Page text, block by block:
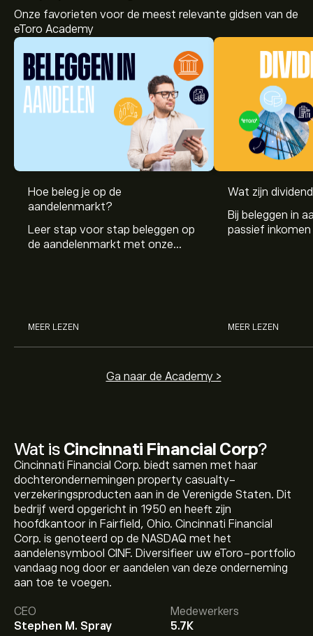
Wat is Cincinnati Financial Corp?
Cincinnati Financial Corp. biedt samen met haar
dochterondernemingen property casualty-
verzekeringsproducten aan in de Verenigde Staten. Dit
bedrijf werd opgericht in 1950 en heeft zijn
hoofdkantoor in Fairfield, Ohio. Cincinnati Financial
Corp. is genoteerd op de NASDAQ met het
aandelensymbool CINF. Diversifieer uw eToro-portfolio
vandaag nog door er aandelen van deze onderneming
aan toe te voegen.
CEO
Stephen M. Spray
Medewerkers
5.7K
Onze favorieten voor de meest relevante gidsen van de
eToro Academy
Hoe beleg je op de
aandelenmarkt?
Leer stap voor stap beleggen op
de aandelenmarkt met onze
MEER LEZEN
Wat zijn
Bij beleggen in
passief
MEER LEZEN
Ga naar de Academy >
De huidige koers van CINF is 176.86‎$‎.
Het gemiddelde koersdoel voor Cincinnati Financial